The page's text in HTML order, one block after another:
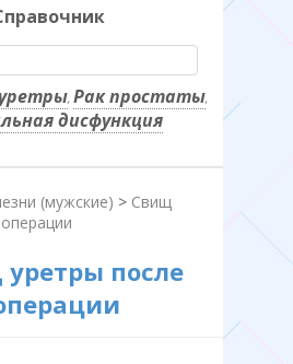
, Рак простаты,
дисфункция
(мужские) > Свищ
после